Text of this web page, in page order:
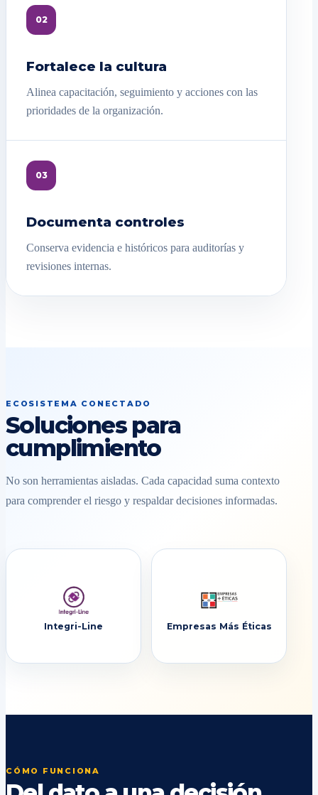
02
Fortalece la cultura
Alinea capacitación, seguimiento y acciones con las
prioridades de la organización.
03
Documenta controles
Conserva evidencia e históricos para auditorías y
revisiones internas.
ECOSISTEMA CONECTADO
Soluciones para
cumplimiento
No son herramientas aisladas. Cada capacidad suma contexto
para comprender el riesgo y respaldar decisiones informadas.
Integri-Line Empresas Más Éticas
CÓMO FUNCIONA